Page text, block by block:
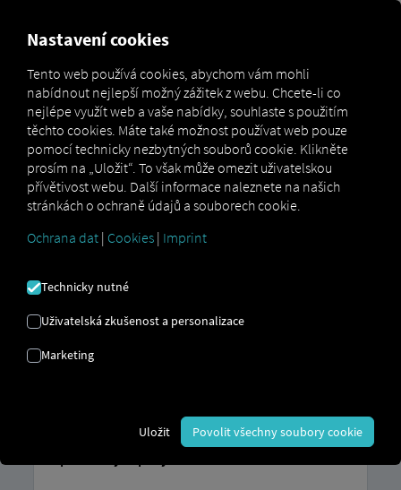
Marketplace Connectors DAF Connect
DAF CONNECT
značky? Pak je propojte přímo s
namapě RIO
snadno propojit svá
najdete v našich
Nastavení cookies
Tento web používá cookies, abychom vám mohli
nabídnout nejlepší možný zážitek z webu. Chcete-li co
nejlépe využít web a vaše nabídky, souhlaste s použitím
těchto cookies. Máte také možnost používat web pouze
pomocí technicky nezbytných souborů cookie. Klikněte
prosím na „Uložit“. To však může omezit uživatelskou
přívětivost webu. Další informace naleznete na našich
stránkách o ochraně údajů a souborech cookie.
Ochrana dat | Cookies | Imprint
Technicky nutné
Uživatelská zkušenost a personalizace
Marketing
Uložit Povolit všechny soubory cookie